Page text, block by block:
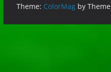
Theme: ColorMagby